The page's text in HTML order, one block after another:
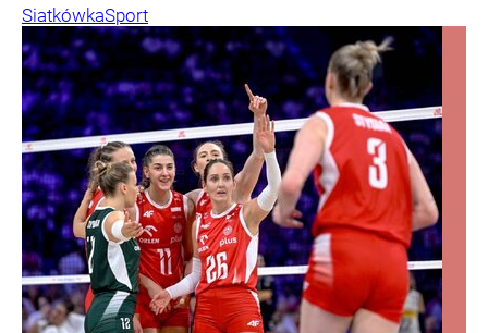
SiatkówkaSport